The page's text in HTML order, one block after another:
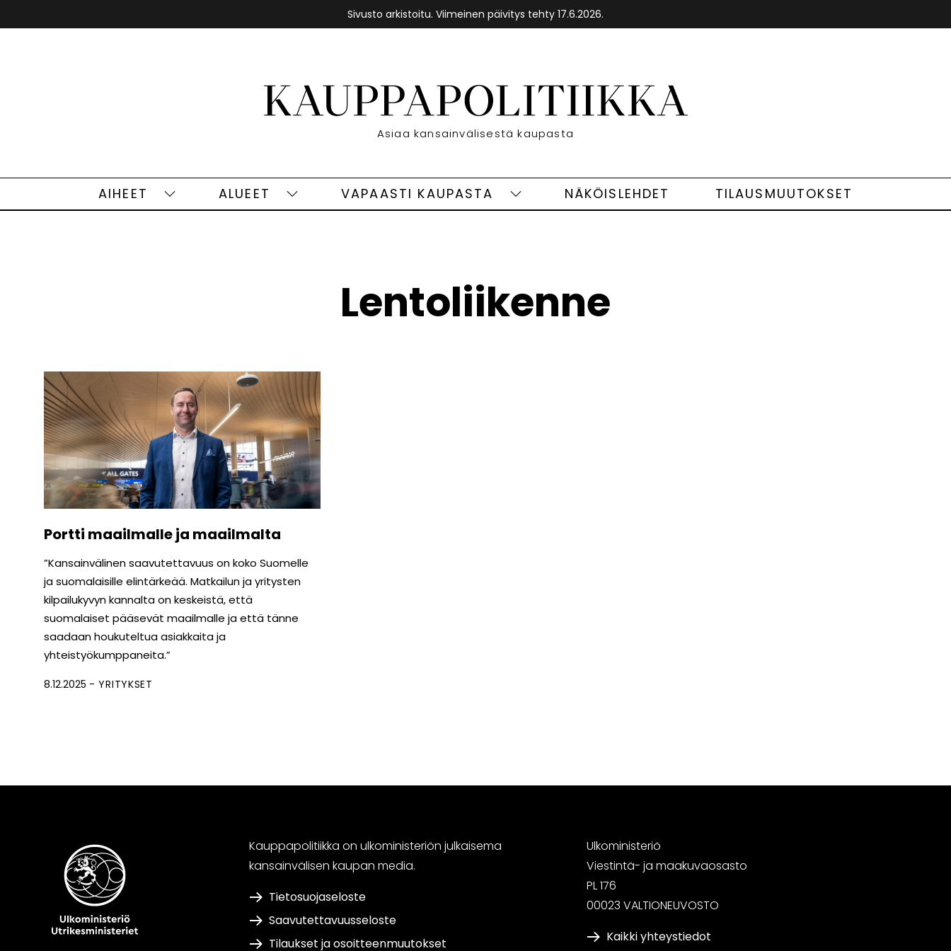
Sivusto arkistoitu. Viimeinen päivitys tehty 17.6.2026.
Etusivu
Asiaa kansainvälisestä kaupasta
AIHEET
Aiheet
ALUEET
Alueet
VAPAASTI KAUPASTA
VapaastiNÄKÖISLEHDET TILAUSMUUTOKSET
Lentoliikenne
Portti maailmalle ja maailmalta
”Kansainvälinen saavutettavuus on koko Suomelle
ja suomalaisille elintärkeää. Matkailun ja yritysten
kilpailukyvyn kannalta on keskeistä, että
suomalaiset pääsevät maailmalle ja että tänne
saadaan houkuteltua asiakkaita ja
yhteistyökumppaneita.”
8.12.2025 YRITYKSET
Kauppapolitiikka on ulkoministeriön julkaisema
kansainvälisen kaupan media.
Tietosuojaseloste
Saavutettavuusseloste
Tilaukset ja osoitteenmuutokset
Ulkoministeriö
Viestintä- ja maakuvaosasto
PL 176
00023 VALTIONEUVOSTO
Kaikki yhteystiedot